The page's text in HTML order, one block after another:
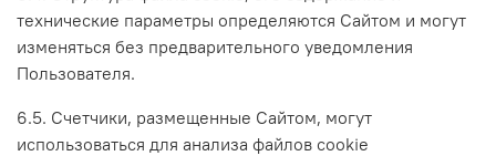
технические параметры определяются Сайтом и могут
изменяться без предварительного уведомления
Пользователя.
6.5. Счетчики, размещенные Сайтом, могут
использоваться для анализа файлов cookie